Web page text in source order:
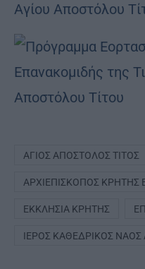
Αγίου Αποστόλου
ΆΓΙΟΣ ΑΠΌΣΤΟΛΟΣ ΤΊΤΟΣ
ΑΡΧΙΕΠΊΣΚΟΠΟΣ ΚΡΉΤΗΣ
ΕΚΚΛΗΣΊΑ ΚΡΉΤΗΣ
ΙΕΡΌΣ ΚΑΘΕΔΡΙΚΌΣ ΝΑΌΣ